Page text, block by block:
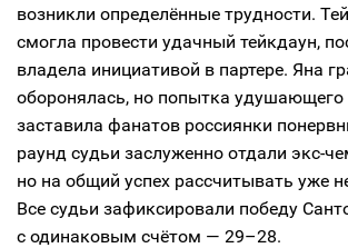
возникли определённые трудности.
смогла провести удачный тейкдаун,
владела инициативой в партере. Яна
оборонялась, но попытка удушающего
заставила фанатов россиянки
раунд судьи заслуженно отдали экс-
но на общий успех рассчитывать уже
Все судьи зафиксировали победу
с одинаковым счётом — 29–28.